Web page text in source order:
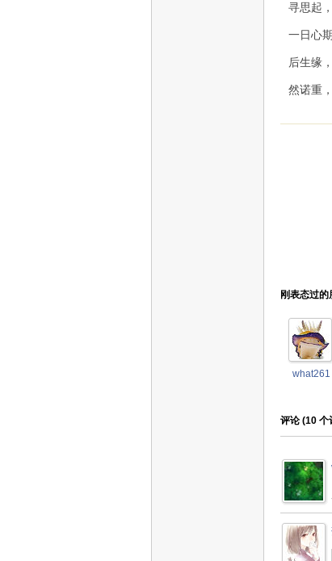
寻思起
一日心
后生缘
然诺重
刚表态过的
what261
评论 (10 个